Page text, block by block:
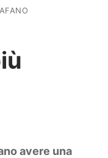
avere una